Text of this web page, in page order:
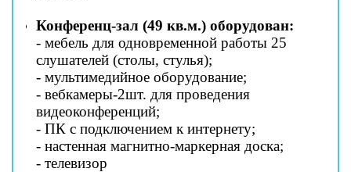
Конференц-зал (49 кв.м.) оборудован:
- мебель для одновременной работы 25
слушателей (столы, стулья);
- мультимедийное оборудование;
- вебкамеры-2шт. для проведения
видеоконференций;
- ПК с подключением к интернету;
- настенная магнитно-маркерная доска;
- телевизор